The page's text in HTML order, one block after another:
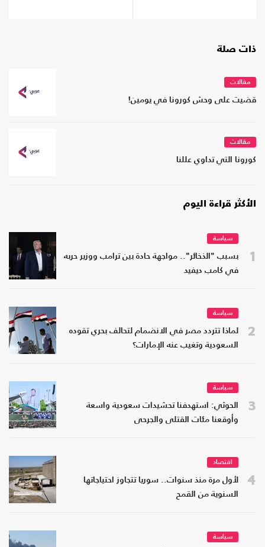
ذات صلة
مقالات
قضيت على وحش كورونا في يومين!
مقالات
كورونا التي تداوي عللنا
الأكثر قراءة اليوم
1
سياسة
بسبب "الذخائر".. مواجهة حادة بين ترامب ووزير حربه
في كامب ديفيد
2
سياسة
لماذا تتردد مصر في الانضمام لتحالف بحري تقوده
السعودية وتغيب عنه الإمارات؟
3
سياسة
الحوثي: استهدفنا تحشيدات سعودية واسعة
وأوقعنا مئات القتلى والجرحى
4
اقتصاد
لأول مرة منذ سنوات.. سوريا تتجاوز احتياجاتها
السنوية من القمح
سياسة